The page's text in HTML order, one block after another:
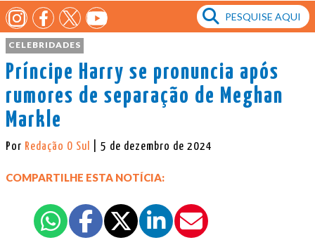
CELEBRIDADES
Príncipe Harry se pronuncia após
rumores de separação de Meghan
Markle
Por Redação O Sul | 5 de dezembro de 2024
COMPARTILHE ESTA NOTÍCIA: